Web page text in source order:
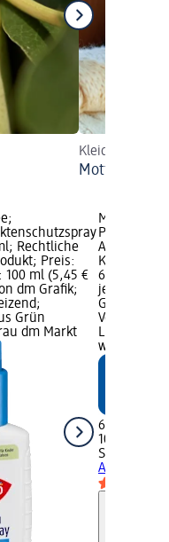
Kleidermotten
Motten:
Rechtliche
Preis:
100 ml (5,45 €
dm Grafik;
Grün
dm Markt
Marke: S-
Aktiv Forte,
Kategorie:
6,95 €;
je 100 ml);
Lieferbar,
wählen
6,95 €
100 ml
S-QUiTO
Aktiv Forte,